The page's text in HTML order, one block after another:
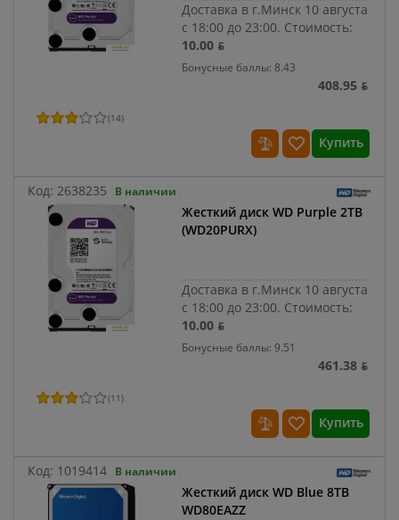
Доставка в г.Минск 10 августа
с 18:00 до 23:00. Стоимость:
10.00 ƃ
Бонусные баллы: 8.43
408.95 ƃ
(14)
Купить
Код: 2638235 В наличии
Жесткий диск WD Purple 2TB
(WD20PURX)
Доставка в г.Минск 10 августа
с 18:00 до 23:00. Стоимость:
10.00 ƃ
Бонусные баллы: 9.51
461.38 ƃ
(11)
Купить
Код: 1019414 В наличии
Жесткий диск WD Blue 8TB
WD80EAZZ